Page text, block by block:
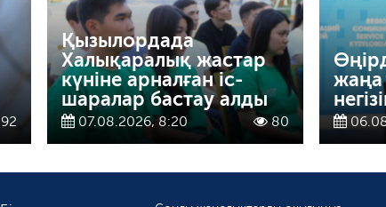
92
Қызылордада
Халықаралық жастар
күніне арналған іс-
шаралар бастау алды
07.08.2026, 8:20 80
жаңа